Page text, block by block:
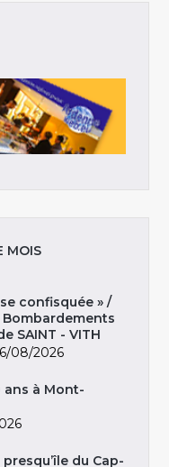
MOIS
confisquée » /
Bombardements
SAINT - VITH
08/2026
ans à Mont-
du Cap-